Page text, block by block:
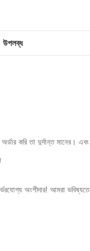
উপলব্ধ
করি তা দুর্দান্ত মানের। এবং
অংশীদার! আমরা